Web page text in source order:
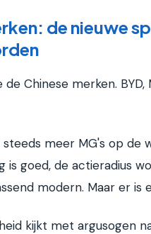
de nieuwe
Chinese merken.
steeds meer MG's op de
is goed, de actieradius
modern. Maar er is
kijkt met argusogen